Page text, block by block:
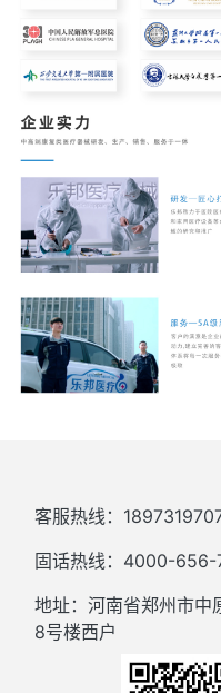
客服热线：
固话热线：4000-656-
地址：河南省郑州市中
8号楼西户